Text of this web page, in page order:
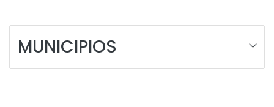
MUNICIPIOS